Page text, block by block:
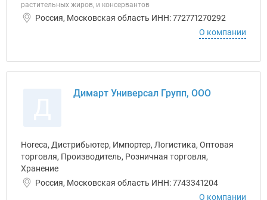
растительных жиров, и консервантов
Россия, Московская область ИНН: 772771270292
О компании
Димарт Универсал Групп, ООО
Horeca, Дистрибьютер, Импортер, Логистика, Оптовая
торговля, Производитель, Розничная торговля,
Хранение
Россия, Московская область ИНН: 7743341204
О компании